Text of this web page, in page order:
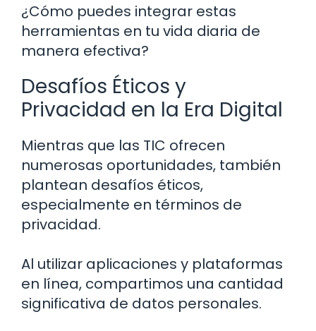
¿Cómo puedes integrar estas
herramientas en tu vida diaria de
manera efectiva?
Desafíos Éticos y
Privacidad en la Era Digital
Mientras que las TIC ofrecen
numerosas oportunidades, también
plantean desafíos éticos,
especialmente en términos de
privacidad.
Al utilizar aplicaciones y plataformas
en línea, compartimos una cantidad
significativa de datos personales.